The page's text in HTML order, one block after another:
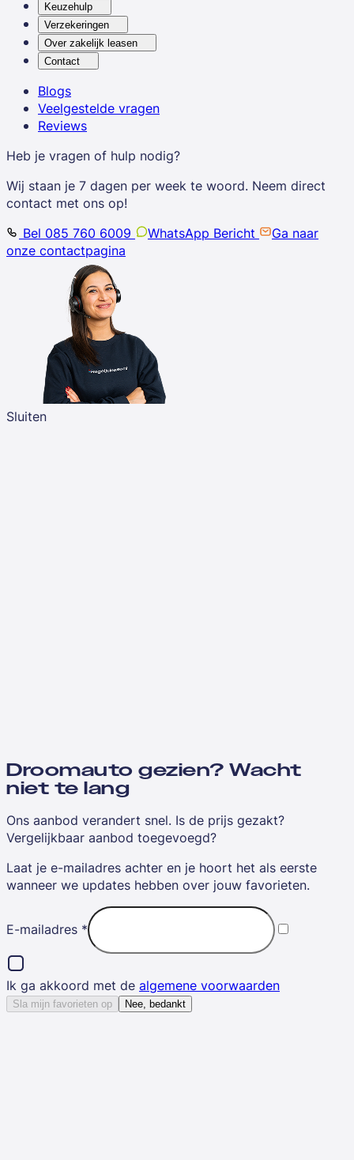
Keuzehulp
Verzekeringen
Over zakelijk leasen
Contact
Blogs
Veelgestelde vragen
Reviews
Heb je vragen of hulp nodig?
Wij staan je 7 dagen per week te woord. Neem direct
contact met ons op!
Bel 085 760 6009
WhatsApp Bericht
Ga naar
onze contactpagina
Sluiten
Droomauto gezien? Wacht
niet te lang
Ons aanbod verandert snel. Is de prijs gezakt?
Vergelijkbaar aanbod toegevoegd?
Laat je e-mailadres achter en je hoort het als eerste
wanneer we updates hebben over jouw favorieten.
E-mailadres *
Ik ga akkoord met de algemene voorwaarden
Sla mijn favorieten op Nee, bedankt